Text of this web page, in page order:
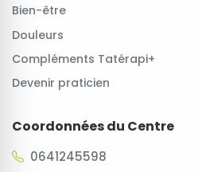
Bien-être
Douleurs
Compléments Tatérapi+
Devenir praticien
Coordonnées du Centre
0641245598